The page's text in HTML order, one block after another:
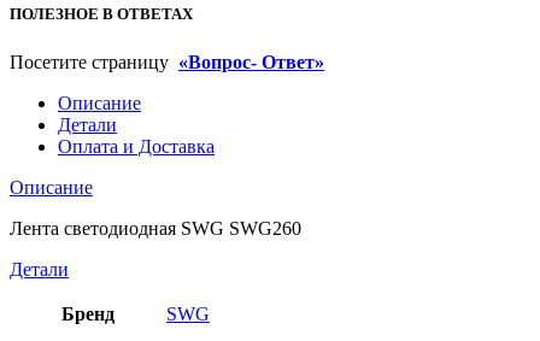
ПОЛЕЗНОЕ В ОТВЕТАХ
Посетите страницу «Вопрос- Ответ»
Описание
Детали
Оплата и Доставка
Описание
Лента светодиодная SWG SWG260
Детали
Бренд SWG